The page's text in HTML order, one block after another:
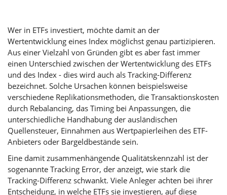
Wer in ETFs investiert, möchte damit an der
Wertentwicklung eines Index möglichst genau partizipieren.
Aus einer Vielzahl von Gründen gibt es aber fast immer
einen Unterschied zwischen der Wertentwicklung des ETFs
und des Index - dies wird auch als Tracking-Differenz
bezeichnet. Solche Ursachen können beispielsweise
verschiedene Replikationsmethoden, die Transaktionskosten
durch Rebalancing, das Timing bei Anpassungen, die
unterschiedliche Handhabung der ausländischen
Quellensteuer, Einnahmen aus Wertpapierleihen des ETF-
Anbieters oder Bargeldbestände sein.
Eine damit zusammenhängende Qualitätskennzahl ist der
sogenannte Tracking Error, der anzeigt, wie stark die
Tracking-Differenz schwankt. Viele Anleger achten bei ihrer
Entscheidung, in welche ETFs sie investieren, auf diese